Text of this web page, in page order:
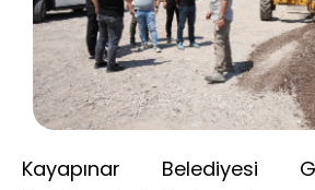
Kayapınar Belediyesi